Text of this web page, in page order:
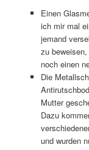
Einen
ich mir mal
jemand
zu
noch einen
Die
Mutter
Dazu
und wurden